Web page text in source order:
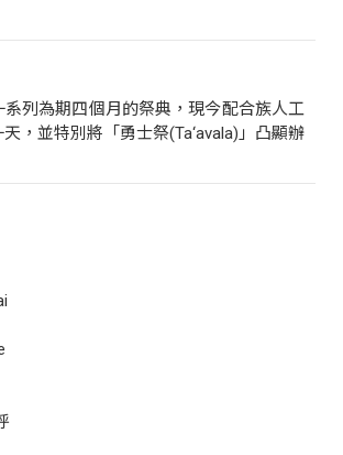
列為期四個月的祭典，現今配合族人工
，並特別將「勇士祭(Ta‘avala)」凸顯辦